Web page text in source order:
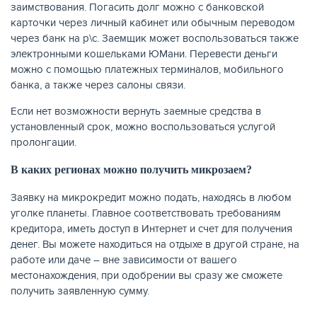
ЖУРНАЛ
заимствования. Погасить долг можно с банковской
карточки через личный кабинет или обычным переводом
через банк на р\с. Заемщик может воспользоваться также
электронными кошельками ЮМани. Перевести деньги
можно с помощью платежных терминалов, мобильного
банка, а также через салоны связи.
Если нет возможности вернуть заемные средства в
установленный срок, можно воспользоваться услугой
пролонгации.
В каких регионах можно получить микрозаем?
Заявку на микрокредит можно подать, находясь в любом
уголке планеты. Главное соответствовать требованиям
кредитора, иметь доступ в Интернет и счет для получения
денег. Вы можете находиться на отдыхе в другой стране, на
работе или даче – вне зависимости от вашего
местонахождения, при одобрении вы сразу же сможете
получить заявленную сумму.